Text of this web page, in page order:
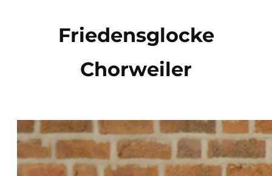
Friedensglocke
Chorweiler